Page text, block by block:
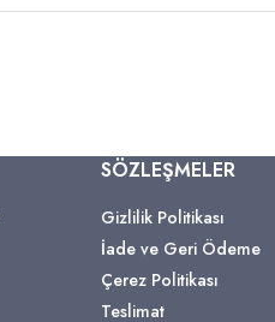
SÖZLEŞMELER
Gizlilik Politikası
İade ve Geri Ödeme
Çerez Politikası
Teslimat